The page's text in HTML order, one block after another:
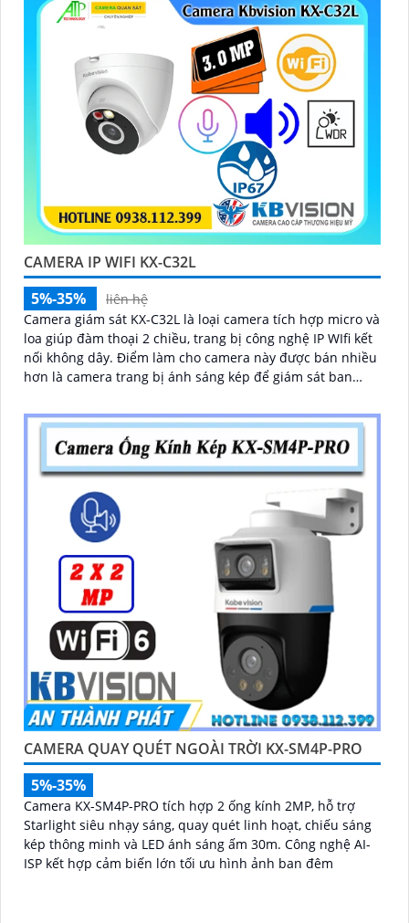
CAMERA IP WIFI KX-C32L
5%-35%
liên hệ
Camera giám sát KX-C32L là loại camera tích hợp micro và
loa giúp đàm thoại 2 chiều, trang bị công nghệ IP WIfi kết
nối không dây. Điểm làm cho camera này được bán nhiều
hơn là camera trang bị ánh sáng kép để giám sát ban
CAMERA QUAY QUÉT NGOÀI TRỜI KX-SM4P-PRO
5%-35%
Camera KX-SM4P-PRO tích hợp 2 ống kính 2MP, hỗ trợ
Starlight siêu nhạy sáng, quay quét linh hoạt, chiếu sáng
kép thông minh và LED ánh sáng ấm 30m. Công nghệ AI-
ISP kết hợp cảm biến lớn tối ưu hình ảnh ban đêm